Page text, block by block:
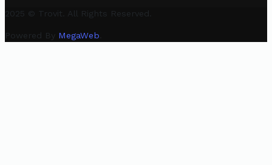
2025 © Trovit. All Rights Reserved.
Powered By MegaWeb